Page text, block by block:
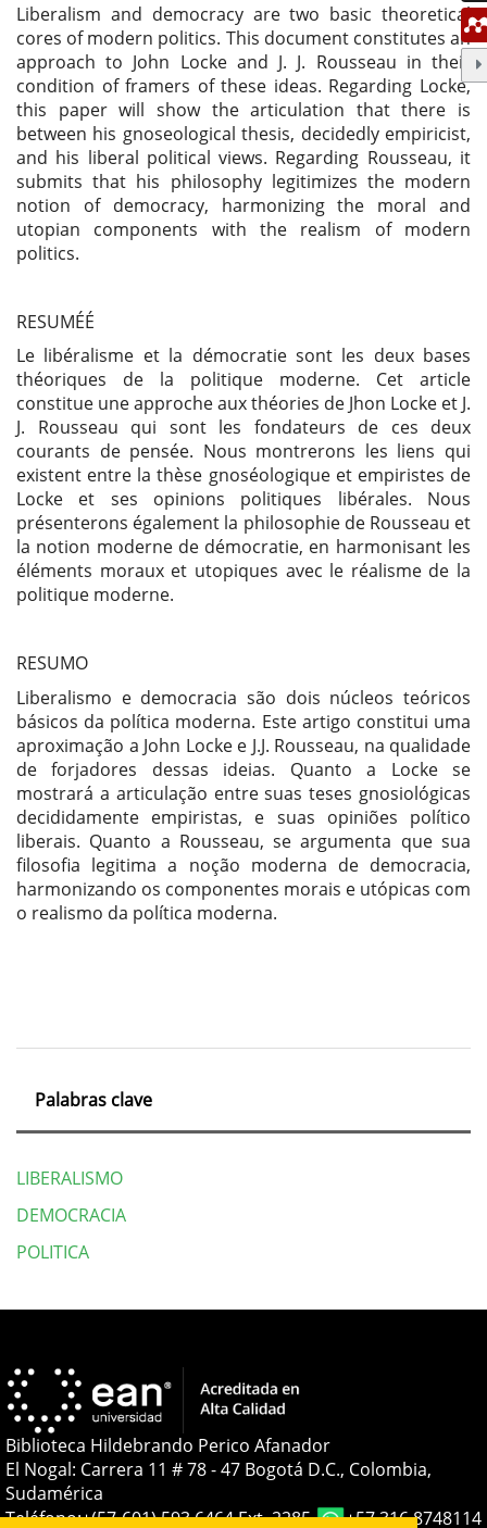
Liberalism and democracy are two basic theoretical
cores of modern politics. This document constitutes an
approach to John Locke and J. J. Rousseau in their
condition of framers of these ideas. Regarding Locke,
this paper will show the articulation that there is
between his gnoseological thesis, decidedly empiricist,
and his liberal political views. Regarding Rousseau, it
submits that his philosophy legitimizes the modern
notion of democracy, harmonizing the moral and
utopian components with the realism of modern
politics.
RESUMÉÉ
Le libéralisme et la démocratie sont les deux bases
théoriques de la politique moderne. Cet article
constitue une approche aux théories de Jhon Locke et J.
J. Rousseau qui sont les fondateurs de ces deux
courants de pensée. Nous montrerons les liens qui
existent entre la thèse gnoséologique et empiristes de
Locke et ses opinions politiques libérales. Nous
présenterons également la philosophie de Rousseau et
la notion moderne de démocratie, en harmonisant les
éléments moraux et utopiques avec le réalisme de la
politique moderne.
RESUMO
Liberalismo e democracia são dois núcleos teóricos
básicos da política moderna. Este artigo constitui uma
aproximação a John Locke e J.J. Rousseau, na qualidade
de forjadores dessas ideias. Quanto a Locke se
mostrará a articulação entre suas teses gnosiológicas
decididamente empiristas, e suas opiniões político
liberais. Quanto a Rousseau, se argumenta que sua
filosofia legitima a noção moderna de democracia,
harmonizando os componentes morais e utópicas com
o realismo da política moderna.
Palabras clave
LIBERALISMO
DEMOCRACIA
POLITICA
Detalles
artículo
Biblioteca Hildebrando Perico Afanador
El Nogal: Carrera 11 # 78 - 47 Bogotá D.C., Colombia,
Sudamérica
Teléfono:+(57-601) 593 6464 Ext. 2285 +57 316 8748114